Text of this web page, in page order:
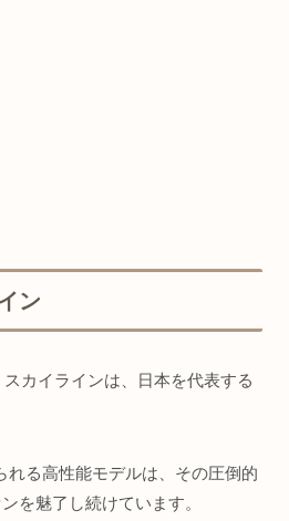
ン
カイラインは、日本を代表する
れる高性能モデルは、その圧倒的
を魅了し続けています。